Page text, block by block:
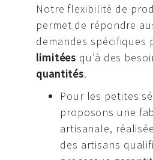
Notre flexibilité de
permet de répondre
demandes spécifiques
limitées qu’à des
quantités.
Pour les petites
proposons une
artisanale,
des artisans